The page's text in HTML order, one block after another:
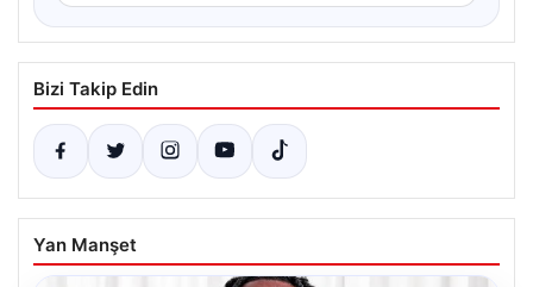
Bizi Takip Edin
Yan Manşet